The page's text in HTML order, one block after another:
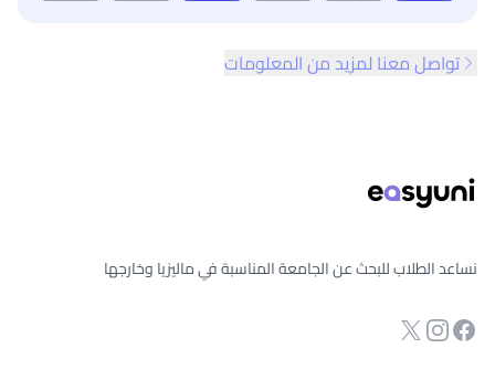
تواصل معنا لمزيد من المعلومات
نساعد الطلاب للبحث عن الجامعة المناسبة في ماليزيا وخارجها
صفحة الفيسبوك
انستجرام
Twitter